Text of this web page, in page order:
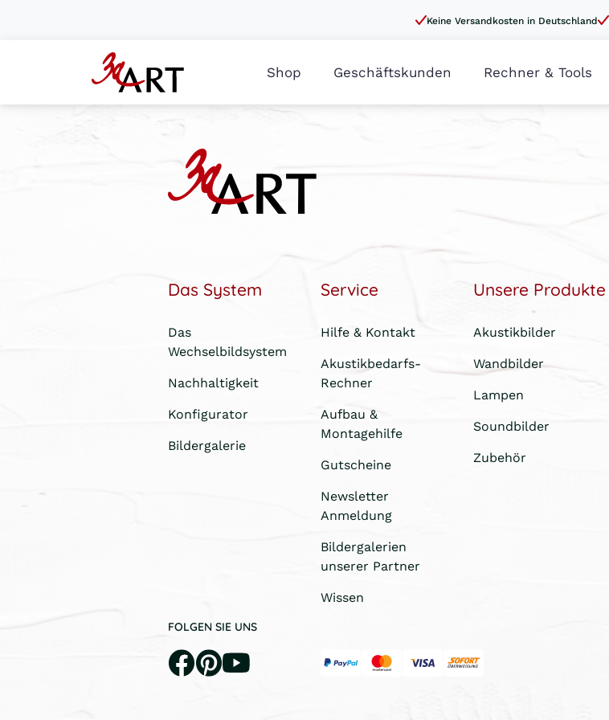
Keine Versandkosten in Deutschland
Shop Geschäftskunden Rechner & Tools
Das System
Das
Wechselbildsystem
Nachhaltigkeit
Konfigurator
Bildergalerie
Service
Hilfe & Kontakt
Akustikbedarfs-
Rechner
Aufbau &
Montagehilfe
Gutscheine
Newsletter
Anmeldung
Bildergalerien
unserer Partner
Wissen
Unsere Produkte
Akustikbilder
Wandbilder
Lampen
Soundbilder
Zubehör
FOLGEN SIE UNS